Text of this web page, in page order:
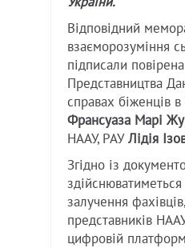
Відповідний
взаєморозуміння
підписали
Представництва
справах біженців в
Франсуаза Марі
НААУ, РАУ Лідія
Згідно із
залучення
представників
цифровій